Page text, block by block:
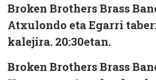
Broken Brothers Brass
Atxulondo eta Egarri
kalejira. 20:30etan.
Broken Brothers Brass